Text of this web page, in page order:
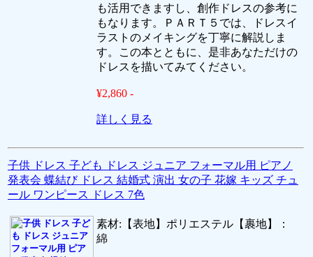
も活用できますし、創作ドレスの参考に
もなります。ＰＡＲＴ５では、ドレスイ
ラストのメイキングを丁寧に解説しま
す。この本とともに、是非あなただけの
ドレスを描いてみてください。
¥2,860 -
詳しく見る
子供 ドレス 子ども ドレス ジュニア フォーマル用 ピアノ
発表会 蝶結び ドレス 結婚式 演出 女の子 花嫁 キッズ チュ
ール ワンピース ドレス 7色
素材:【表地】ポリエステル【裹地】：
綿